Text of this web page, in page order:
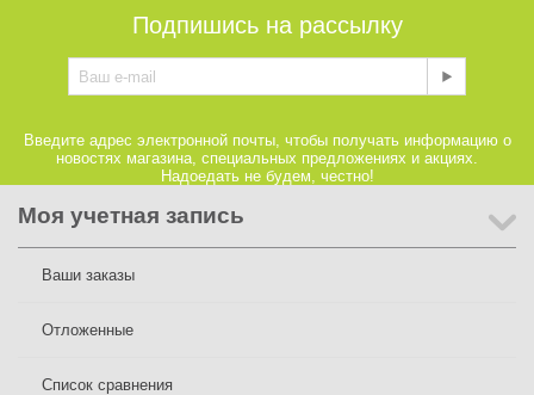
Подпишись на рассылку
Введите адрес электронной почты, чтобы получать информацию о
новостях магазина, специальных предложениях и акциях.
Надоедать не будем, честно!
Моя учетная запись
Ваши заказы
Отложенные
Список сравнения